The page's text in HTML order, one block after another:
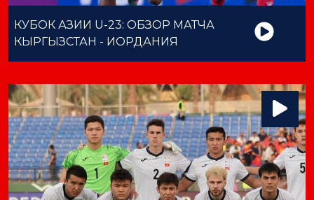
КУБОК АЗИИ U-23: ОБЗОР МАТЧА
КЫРГЫЗСТАН - ИОРДАНИЯ